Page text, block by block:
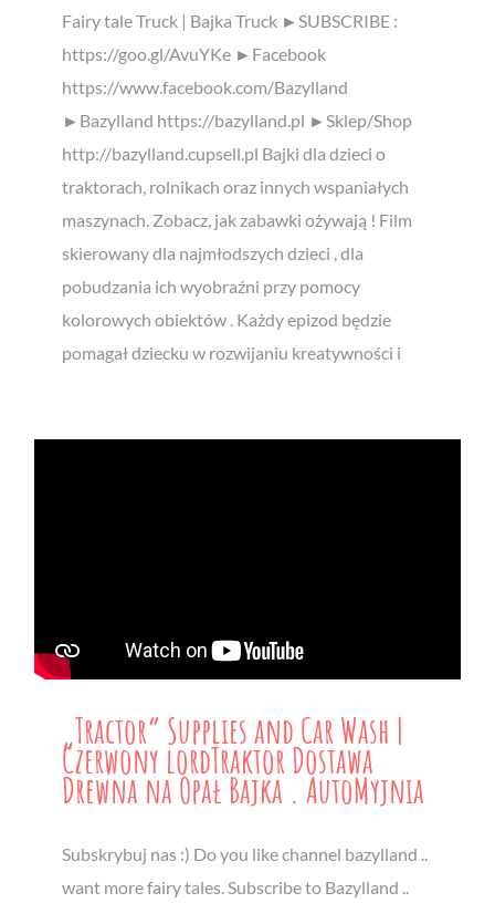
Fairy tale Truck | Bajka Truck ►SUBSCRIBE :
https://goo.gl/AvuYKe ►Facebook
https://www.facebook.com/Bazylland
►Bazylland https://bazylland.pl ►Sklep/Shop
http://bazylland.cupsell.pl Bajki dla dzieci o
traktorach, rolnikach oraz innych wspaniałych
maszynach. Zobacz, jak zabawki ożywają ! Film
skierowany dla najmłodszych dzieci , dla
pobudzania ich wyobraźni przy pomocy
kolorowych obiektów . Każdy epizod będzie
pomagał dziecku w rozwijaniu kreatywności i
„Tractor” Supplies and Car Wash |
Czerwony lordTraktor Dostawa
Drewna na Opał Bajka . AutoMyjnia
Subskrybuj nas :) Do you like channel bazylland ..
want more fairy tales. Subscribe to Bazylland ..